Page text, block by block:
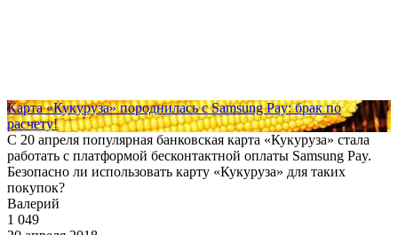
Карта «Кукуруза» породнилась с Samsung Pay: брак по
расчету!
С 20 апреля популярная банковская карта «Кукуруза» стала
работать с платформой бесконтактной оплаты Samsung Pay.
Безопасно ли использовать карту «Кукуруза» для таких
покупок?
Валерий
1 049